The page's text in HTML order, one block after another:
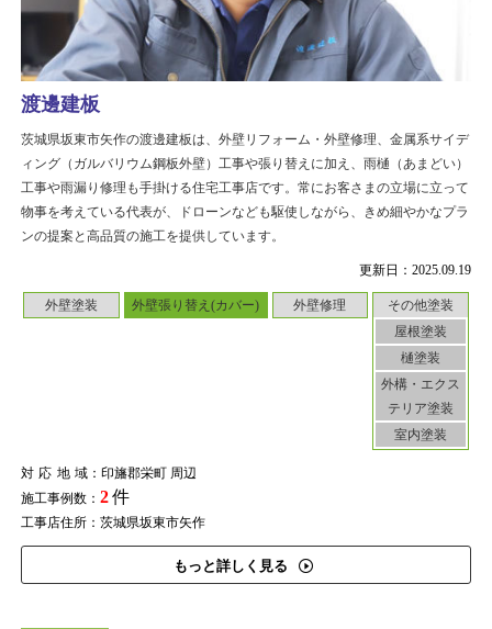
更新日：2025.09.19
外壁塗装 外壁張り替え(カバー) 外壁修理
その他塗装
屋根塗装
樋塗装
外構・エクス
テリア塗装
室内塗装
対応地域：印旛郡栄町 周辺
施工事例数： 2件
工事店住所：茨城県坂東市矢作
もっと詳しく見る
渡邊建板
茨城県坂東市矢作の渡邊建板は、外壁リフォーム・外壁修理、金属系サイデ
ィング（ガルバリウム鋼板外壁）工事や張り替えに加え、雨樋（あまどい）
工事や雨漏り修理も手掛ける住宅工事店です。常にお客さまの立場に立って
物事を考えている代表が、ドローンなども駆使しながら、きめ細やかなプラ
ンの提案と高品質の施工を提供しています。